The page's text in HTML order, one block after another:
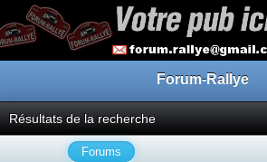
Forum-Rallye
Résultats de la recherche
Forums